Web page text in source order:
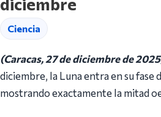
Ciencia
(Caracas, 27 de diciembre de
diciembre, la Luna entra en su fase
mostrando exactamente la mitad